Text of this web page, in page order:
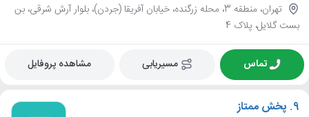
تهران، منطقه 3، محله زرگنده، خیابان آفریقا (جردن)، بلوار آرش شرقی، بن
بست گلایل، پلاک 4
تماس مسیریابی مشاهده پروفایل
9. پخش ممتاز